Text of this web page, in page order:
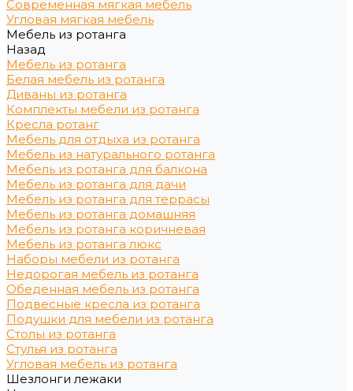
Современная мягкая мебель
Угловая мягкая мебель
Мебель из ротанга
Назад
Мебель из ротанга
Белая мебель из ротанга
Диваны из ротанга
Комплекты мебели из ротанга
Кресла ротанг
Мебель для отдыха из ротанга
Мебель из натурального ротанга
Мебель из ротанга для балкона
Мебель из ротанга для дачи
Мебель из ротанга для террасы
Мебель из ротанга домашняя
Мебель из ротанга коричневая
Мебель из ротанга люкс
Наборы мебели из ротанга
Недорогая мебель из ротанга
Обеденная мебель из ротанга
Подвесные кресла из ротанга
Подушки для мебели из ротанга
Столы из ротанга
Стулья из ротанга
Угловая мебель из ротанга
Шезлонги лежаки